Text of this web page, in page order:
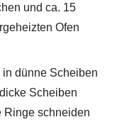
und ca. 15
Ofen
in dünne Scheiben
Scheiben
Ringe schneiden